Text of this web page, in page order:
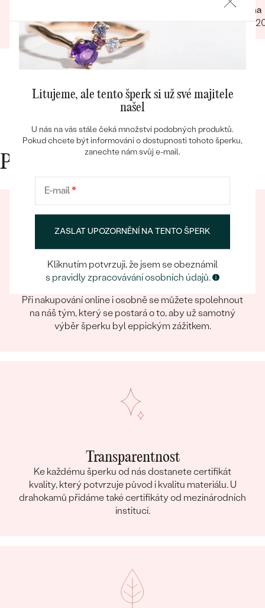
Bestsellery
Kristýna
11.08.2024
Zobrazit celou recenzi
Darina
Proč nakupovat v Eppi
Eppický zážitek
Při nakupování online i osobně se můžete spolehnout
na náš tým, který se postará o to, aby už samotný
výběr šperku byl eppickým zážitkem.
Transparentnost
Ke každému šperku od nás dostanete certifikát
kvality, který potvrzuje původ i kvalitu materiálu. U
drahokamů přidáme také certifikáty od mezinárodních
institucí.
Litujeme, ale tento šperk si už své majitele
našel
U nás na vás stále čeká množství podobných produktů.
Pokud chcete být informováni o dostupnosti tohoto šperku,
zanechte nám svůj e-mail.
E-mail*
ZASLAT UPOZORNĚNÍ NA TENTO ŠPERK
Kliknutím potvrzuji, že jsem se obeznámil
s pravidly zpracovávání osobních údajů.